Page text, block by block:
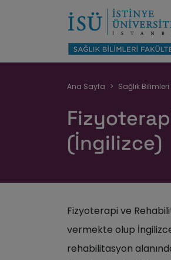
Sayfa
yolu
Ana Sayfa Sağlık
(İngilizce)
Fizyoterapi ve
vermekte olup
rehabilitasyon